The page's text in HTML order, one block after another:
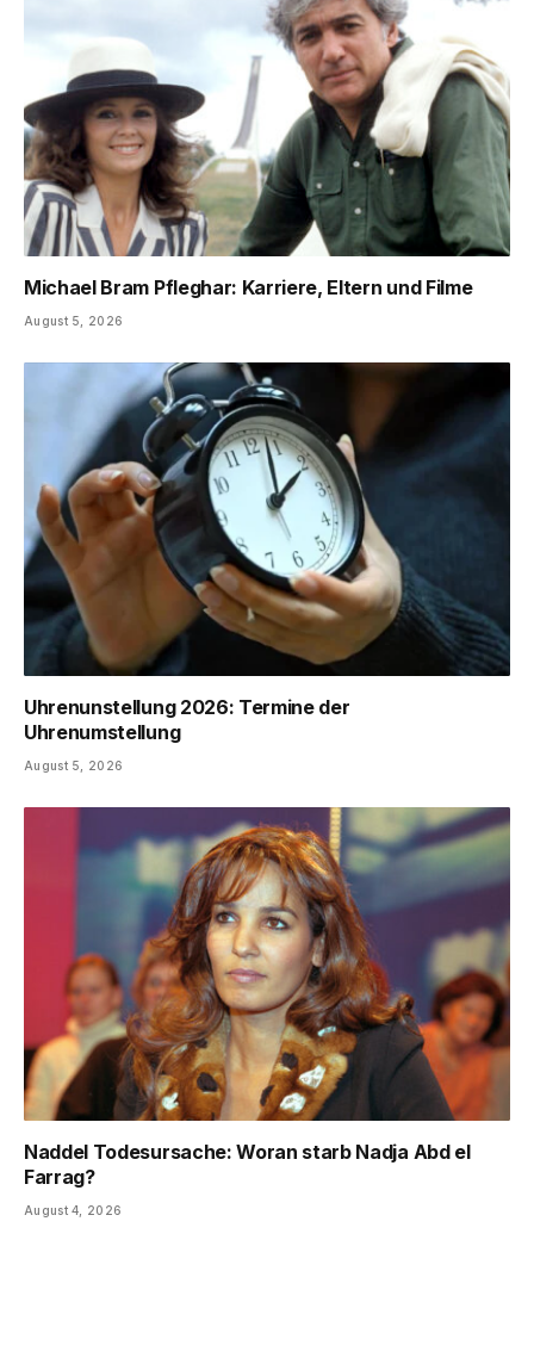
Michael Bram Pfleghar: Karriere, Eltern und Filme
August 5, 2026
Uhrenunstellung 2026: Termine der
Uhrenumstellung
August 5, 2026
Naddel Todesursache: Woran starb Nadja Abd el
Farrag?
August 4, 2026